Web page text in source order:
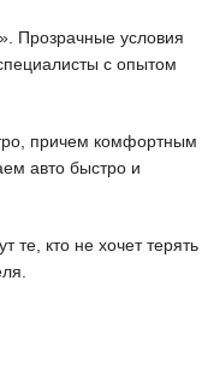
Прозрачные условия
с опытом
причем комфортным
авто быстро и
те, кто не хочет терять